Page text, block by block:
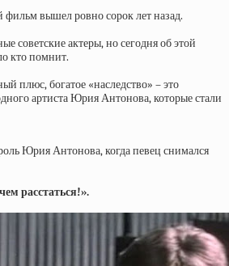
фильм вышел ровно сорок лет назад.
советские актеры, но сегодня об этой
кто помнит.
плюс, богатое «наследство» – это
артиста Юрия Антонова, которые стали
Юрия Антонова, когда певец снимался
расстаться!».